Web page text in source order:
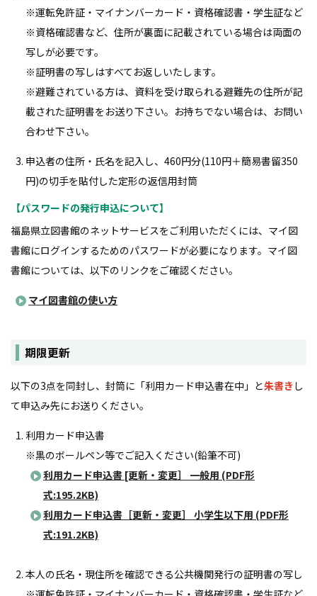
※運転免許証・マイナンバーカード・資格確認書・学生証など
※資格確認書など、住所が裏面に記載されている場合は両面の
写しが必要です。
※証明書の写しはすべてお返しいたします。
※避難されている方は、資料を受け取られる避難先の住所が記
載された証明書をお送り下さい。お持ちでない場合は、お問い
合わせ下さい。
申込者の住所・氏名を記入し、460円分(110円＋簡易書留350
円)の切手を貼付した定形の返信用封筒
【パスワードの発行申込について】
福島県立図書館のネットサービスをご利用いただくには、マイ図
書館にログインするためのパスワードが必要になります。マイ図
書館については、以下のリンクをご確認ください。
マイ図書館の使い方
期限更新
以下の3点を同封し、封筒に「利用カード申込書在中」と朱書き し
て申込み先にお送りください。
利用カード申込書
※黒のボールペン等でご記入ください(鉛筆不可)
利用カード申込書 [更新・変更］ 一般用 (PDF形
式:195.2KB)
利用カード申込書［更新・変更］ 小学生以下用 (PDF形
式:191.2KB)
本人の氏名・現住所を確認できる公共機関発行の証明書の写し